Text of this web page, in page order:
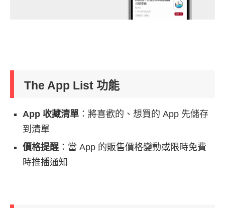
The App List 功能
App 收藏清單 ：將喜歡的、想買的 App 先儲存
到清單
價格提醒 ：當 App 的販售價格變動或限時免費
時推播通知